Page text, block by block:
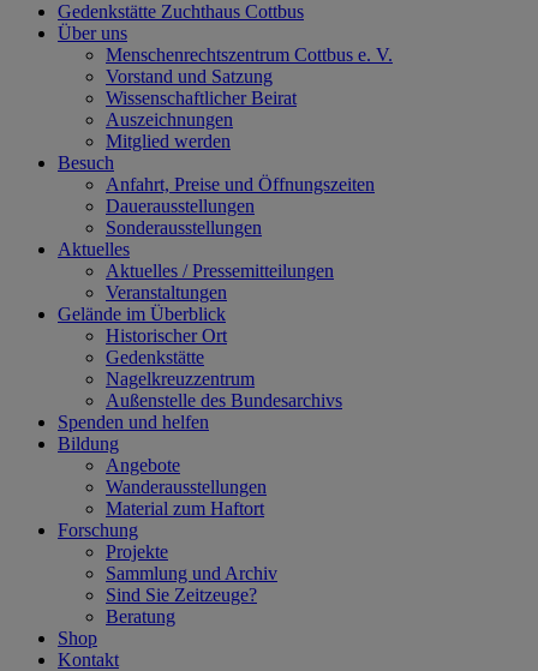
Gedenkstätte Zuchthaus Cottbus
Über uns
Menschenrechtszentrum Cottbus e. V.
Vorstand und Satzung
Wissenschaftlicher Beirat
Auszeichnungen
Mitglied werden
Besuch
Anfahrt, Preise und Öffnungszeiten
Dauerausstellungen
Sonderausstellungen
Aktuelles
Aktuelles / Pressemitteilungen
Veranstaltungen
Gelände im Überblick
Historischer Ort
Gedenkstätte
Nagelkreuzzentrum
Außenstelle des Bundesarchivs
Spenden und helfen
Bildung
Angebote
Wanderausstellungen
Material zum Haftort
Forschung
Projekte
Sammlung und Archiv
Sind Sie Zeitzeuge?
Beratung
Shop
Kontakt